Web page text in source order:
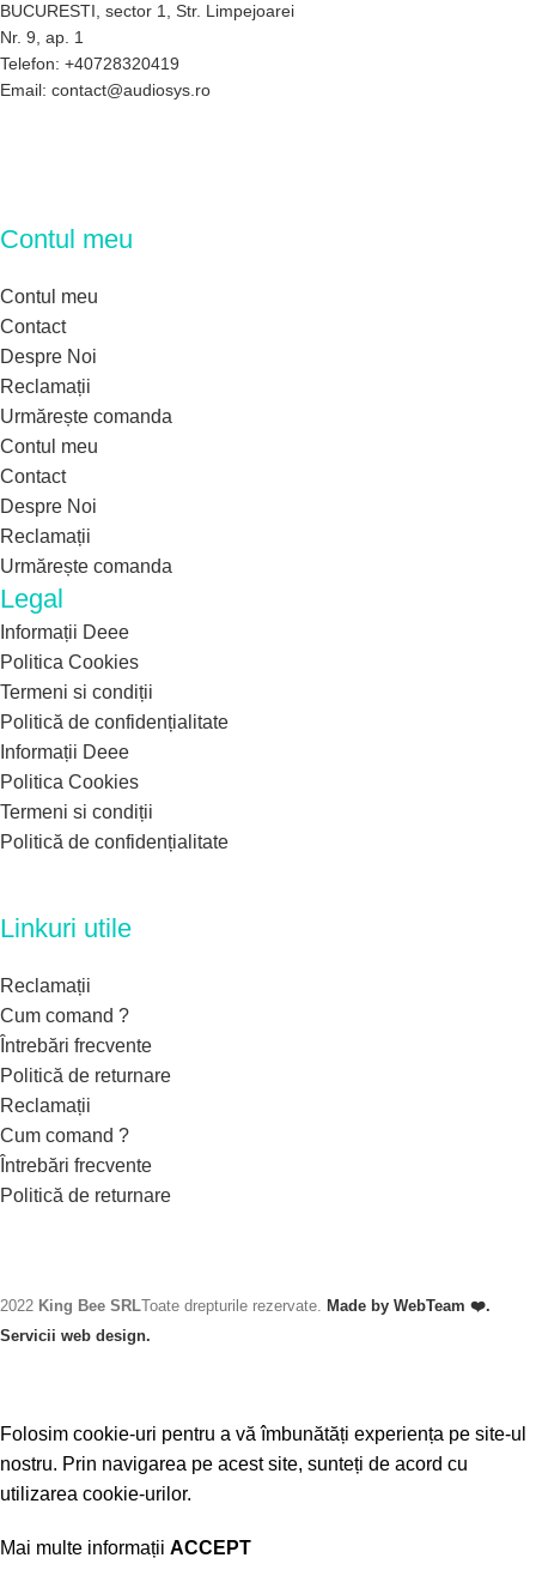
BUCURESTI, sector 1, Str. Limpejoarei
Nr. 9, ap. 1
Telefon: +40728320419
Email: contact@audiosys.ro
Contul meu
Contul meu
Contact
Despre Noi
Reclamații
Urmărește comanda
Contul meu
Contact
Despre Noi
Reclamații
Urmărește comanda
Legal
Informații Deee
Politica Cookies
Termeni si condiții
Politică de confidențialitate
Informații Deee
Politica Cookies
Termeni si condiții
Politică de confidențialitate
Linkuri utile
Reclamații
Cum comand ?
Întrebări frecvente
Politică de returnare
Reclamații
Cum comand ?
Întrebări frecvente
Politică de returnare
2022 King Bee SRLToate drepturile rezervate. Made by WebTeam ❤️.
Servicii web design.
Folosim cookie-uri pentru a vă îmbunătăți experiența pe site-ul
nostru. Prin navigarea pe acest site, sunteți de acord cu
utilizarea cookie-urilor.
Mai multe informații ACCEPT